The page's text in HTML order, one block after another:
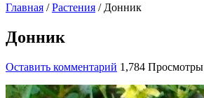
Главная / Растения / Донник
Донник
Оставить комментарий 1,784 Просмотры